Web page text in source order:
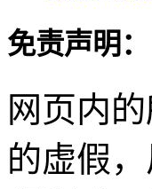
免责声明：
网页内
的虚假